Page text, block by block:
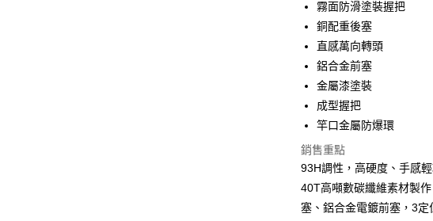
國泰世華商業銀行
臺灣中小企業銀行
匯豐（台灣）商業銀行
聯邦商業銀行
元大商業銀行
台新國際商業銀行
台灣樂天信用卡公司
街口支付
大哥付你分期
相關說明
【大哥付你分期使用說明】
1.本服務由台灣大哥大提供
2.付款方式選擇「大哥付你分
流程，驗證手機門號後，選
完成交易。
3.實際核准額度、可分期數
4.訂單成立30分鐘內，如未前
AFTEE先享後付
相關說明
【關於「AFTEE先享後付」】
AFTEE先享後付是「在收到
便利好安心！
１．簡單：不需註冊會員、
ATM付款
貨到付款
霧面防滑塗裝握把
銅配重後塞
直感萬向轉頭
鋁合金前塞
金屬漆塗裝
成型握把
竿口金屬防爆環
銷售重點
93H調性，高硬度、手感
40T高噸數碳纖維素材製
塞、鋁合金電鍍前塞，3